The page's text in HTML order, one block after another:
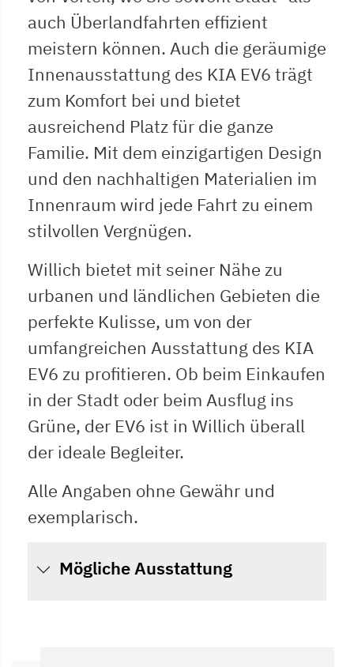
auch Überlandfahrten effizient
meistern können. Auch die geräumige
Innenausstattung des KIA EV6 trägt
zum Komfort bei und bietet
ausreichend Platz für die ganze
Familie. Mit dem einzigartigen Design
und den nachhaltigen Materialien im
Innenraum wird jede Fahrt zu einem
stilvollen Vergnügen.
Willich bietet mit seiner Nähe zu
urbanen und ländlichen Gebieten die
perfekte Kulisse, um von der
umfangreichen Ausstattung des KIA
EV6 zu profitieren. Ob beim Einkaufen
in der Stadt oder beim Ausflug ins
Grüne, der EV6 ist in Willich überall
der ideale Begleiter.
Alle Angaben ohne Gewähr und
exemplarisch.
Mögliche Ausstattung